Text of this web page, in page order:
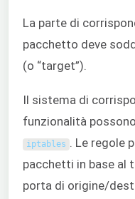
La parte di
pacchetto deve
(o “target”).
Il sistema di
funzionalità
iptables . Le regole
pacchetti in base al
porta di origine/